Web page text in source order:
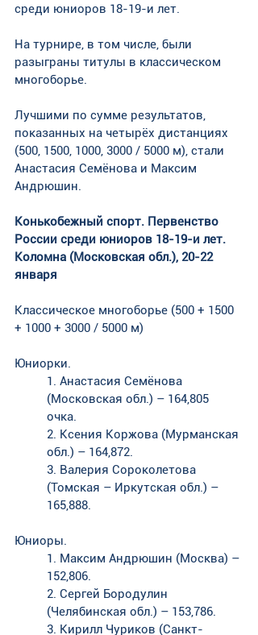
среди юниоров 18-19-и лет.
На турнире, в том числе, были
разыграны титулы в классическом
многоборье.
Лучшими по сумме результатов,
показанных на четырёх дистанциях
(500, 1500, 1000, 3000 / 5000 м), стали
Анастасия Семёнова и Максим
Андрюшин.
Конькобежный спорт. Первенство
России среди юниоров 18-19-и лет.
Коломна (Московская обл.), 20-22
января
Классическое многоборье (500 + 1500
+ 1000 + 3000 / 5000 м)
Юниорки.
1. Анастасия Семёнова
(Московская обл.) – 164,805
очка.
2. Ксения Коржова (Мурманская
обл.) – 164,872.
3. Валерия Сороколетова
(Томская – Иркутская обл.) –
165,888.
Юниоры.
1. Максим Андрюшин (Москва) –
152,806.
2. Сергей Бородулин
(Челябинская обл.) – 153,786.
3. Кирилл Чуриков (Санкт-